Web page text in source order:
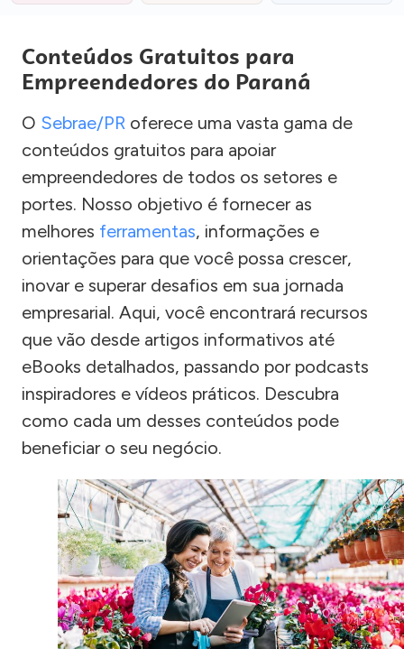
Conteúdos Gratuitos para
Empreendedores do Paraná
O Sebrae/PR oferece uma vasta gama de
conteúdos gratuitos para apoiar
empreendedores de todos os setores e
portes. Nosso objetivo é fornecer as
melhores ferramentas, informações e
orientações para que você possa crescer,
inovar e superar desafios em sua jornada
empresarial. Aqui, você encontrará recursos
que vão desde artigos informativos até
eBooks detalhados, passando por podcasts
inspiradores e vídeos práticos. Descubra
como cada um desses conteúdos pode
beneficiar o seu negócio.